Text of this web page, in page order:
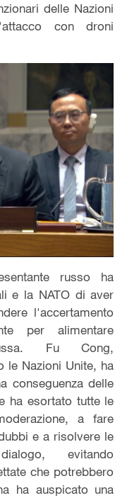
delle Nazioni
con droni
russo ha
e la NATO di aver
l'accertamento
per alimentare
Fu Cong,
le Nazioni Unite, ha
conseguenza delle
ha esortato tutte le
a fare
e a risolvere le
evitando
che potrebbero
ha auspicato una